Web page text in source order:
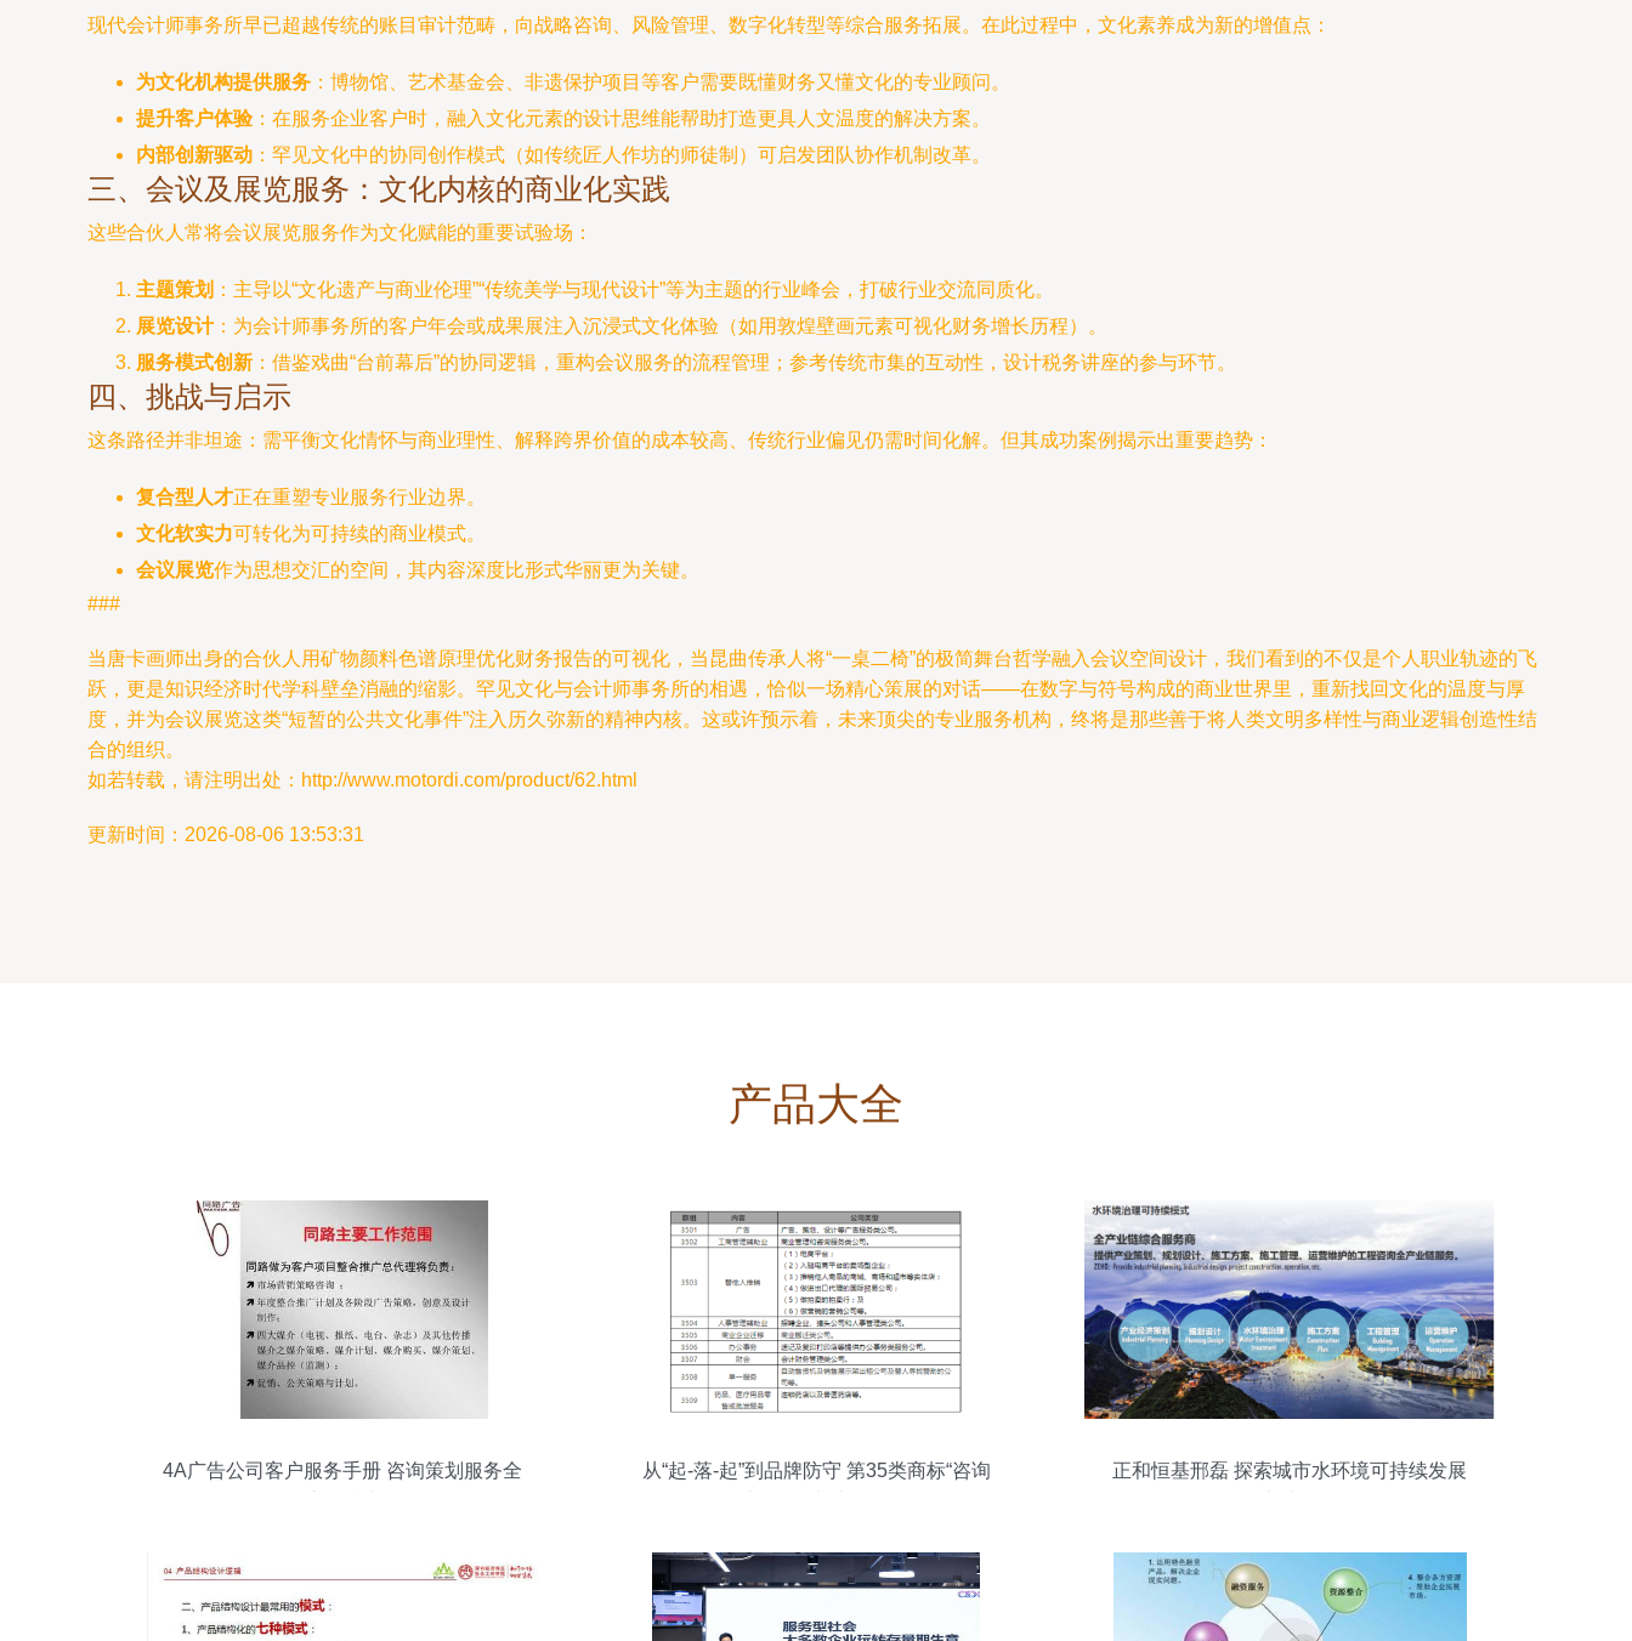
现代会计师事务所早已超越传统的账目审计范畴，向战略咨询、风险管理、数字化转型等综合服务拓展。在此过程中，文化素养成为新的增值点：
为文化机构提供服务 ：博物馆、艺术基金会、非遗保护项目等客户需要既懂财务又懂文化的专业顾问。
提升客户体验：在服务企业客户时，融入文化元素的设计思维能帮助打造更具人文温度的解决方案。
内部创新驱动 ：罕见文化中的协同创作模式（如传统匠人作坊的师徒制）可启发团队协作机制改革。
三、会议及展览服务：文化内核的商业化实践
这些合伙人常将会议展览服务作为文化赋能的重要试验场：
主题策划 ：主导以“文化遗产与商业伦理”“传统美学与现代设计”等为主题的行业峰会，打破行业交流同质化。
展览设计：为会计师事务所的客户年会或成果展注入沉浸式文化体验（如用敦煌壁画元素可视化财务增长历程）。
服务模式创新 ：借鉴戏曲“台前幕后”的协同逻辑，重构会议服务的流程管理；参考传统市集的互动性，设计税务讲座的参与环节。
四、挑战与启示
这条路径并非坦途：需平衡文化情怀与商业理性、解释跨界价值的成本较高、传统行业偏见仍需时间化解。但其成功案例揭示出重要趋势：
复合型人才正在重塑专业服务行业边界。
文化软实力可转化为可持续的商业模式。
会议展览作为思想交汇的空间，其内容深度比形式华丽更为关键。
###
当唐卡画师出身的合伙人用矿物颜料色谱原理优化财务报告的可视化，当昆曲传承人将“一桌二椅”的极简舞台哲学融入会议空间设计，我们看到的不仅是个人职业轨迹的飞
跃，更是知识经济时代学科壁垒消融的缩影。罕见文化与会计师事务所的相遇，恰似一场精心策展的对话——在数字与符号构成的商业世界里，重新找回文化的温度与厚
度，并为会议展览这类“短暂的公共文化事件”注入历久弥新的精神内核。这或许预示着，未来顶尖的专业服务机构，终将是那些善于将人类文明多样性与商业逻辑创造性结
合的组织。
如若转载，请注明出处：http://www.motordi.com/product/62.html
更新时间：2026-08-06 13:53:31
产品大全
4A广告公司客户服务手册 咨询策划服务全
从“起-落-起”到品牌防守 第35类商标“咨询
正和恒基邢磊 探索城市水环境可持续发展